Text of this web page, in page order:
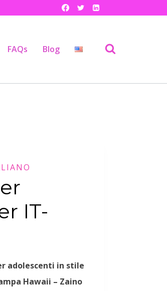
FAQs Blog
IT-
adolescenti in stile
Hawaii – Zaino